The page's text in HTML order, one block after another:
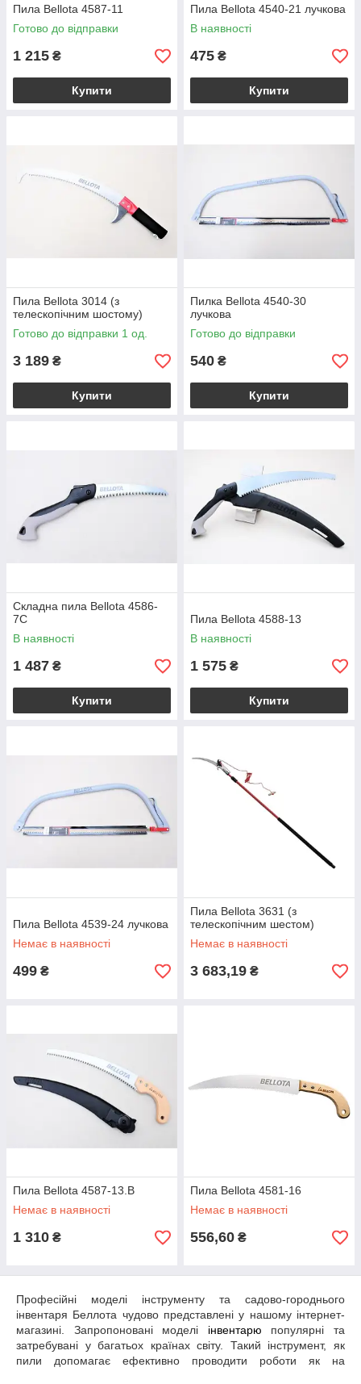
Пила Bellota 4587-11
Готово до відправки
1 215 ₴
Купити
Пила Bellota 4540-21 лучкова
В наявності
475 ₴
Купити
Пила Bellota 3014 (з
телескопічним шостому)
Готово до відправки 1 од.
3 189 ₴
Купити
Пилка Bellota 4540-30
лучкова
Готово до відправки
540 ₴
Купити
Складна пила Bellota 4586-
7C
В наявності
1 487 ₴
Купити
Пила Bellota 4588-13
В наявності
1 575 ₴
Купити
Пила Bellota 4539-24 лучкова
Немає в наявності
499 ₴
Пила Bellota 3631 (з
телескопічним шестом)
Немає в наявності
3 683,19 ₴
Пила Bellota 4587-13.B
Немає в наявності
1 310 ₴
Пила Bellota 4581-16
Немає в наявності
556,60 ₴
Професійні моделі інструменту та садово-городнього
інвентаря Беллота чудово представлені у нашому інтернет-
магазині. Запропоновані моделі інвентарю популярні та
затребувані у багатьох країнах світу. Такий інструмент, як
пили допомагає ефективно проводити роботи як на